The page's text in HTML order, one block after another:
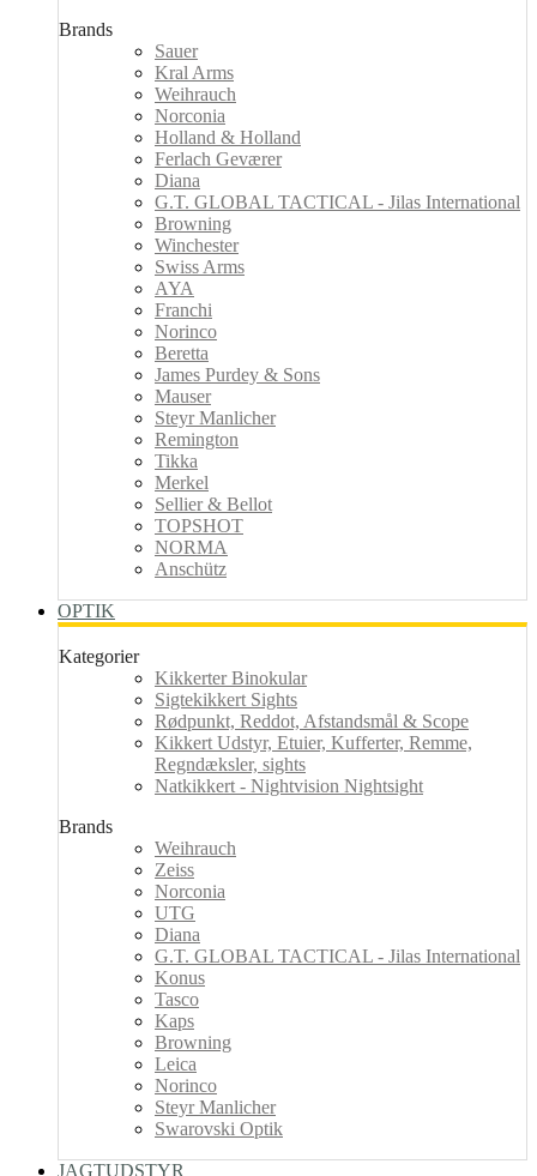
Brands
Sauer
Kral Arms
Weihrauch
Norconia
Holland & Holland
Ferlach Geværer
Diana
G.T. GLOBAL TACTICAL - Jilas International
Browning
Winchester
Swiss Arms
AYA
Franchi
Norinco
Beretta
James Purdey & Sons
Mauser
Steyr Manlicher
Remington
Tikka
Merkel
Sellier & Bellot
TOPSHOT
NORMA
Anschütz
OPTIK
Kategorier
Kikkerter Binokular
Sigtekikkert Sights
Rødpunkt, Reddot, Afstandsmål & Scope
Kikkert Udstyr, Etuier, Kufferter, Remme,
Regndæksler, sights
Natkikkert - Nightvision Nightsight
Brands
Weihrauch
Zeiss
Norconia
UTG
Diana
G.T. GLOBAL TACTICAL - Jilas International
Konus
Tasco
Kaps
Browning
Leica
Norinco
Steyr Manlicher
Swarovski Optik
JAGTUDSTYR